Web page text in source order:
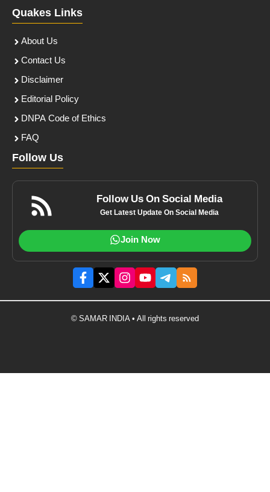
Quakes Links
About Us
Contact Us
Disclaimer
Editorial Policy
DNPA Code of Ethics
FAQ
Follow Us
Follow Us On Social Media
Get Latest Update On Social Media
Join Now
© SAMAR INDIA • All rights reserved